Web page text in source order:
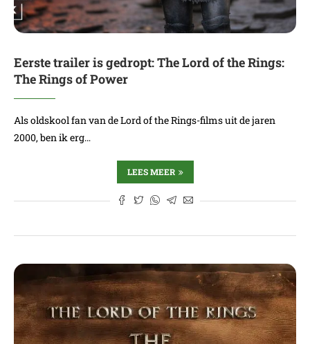
Eerste trailer is gedropt: The Lord of the Rings:
The Rings of Power
Als oldskool fan van de Lord of the Rings-films uit de jaren
2000, ben ik erg…
LEES MEER